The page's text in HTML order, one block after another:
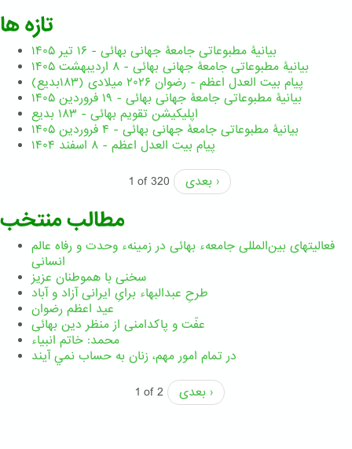
تازه ها
بیانیۀ مطبوعاتی جامعۀ جهانی بهائی - ۱۶ تیر ۱۴۰۵
بیانیۀ مطبوعاتی جامعۀ جهانی بهائی - ۸ اردیبهشت ۱۴۰۵
پیام بیت العدل اعظم - رضوان ۲۰۲۶ میلادی (۱۸۳بدیع)
بیانیۀ مطبوعاتی جامعۀ جهانی بهائی - ۱۹ فروردین ۱۴۰۵
اپلیکیشن تقویم بهائی - ۱۸۳ بدیع
بیانیۀ مطبوعاتی جامعۀ جهانی بهائی - ۴ فروردین ۱۴۰۵
پیام بیت العدل اعظم - ۸ اسفند ۱۴۰۴
1 of 320
بعدی ›
مطالب منتخب
فعالیتهای بین‌المللی جامعهء بهائی در زمینهء وحدت و رفاه عالم
انسانی
سخنی با هموطنان عزیز
طرحِ عبدالبهاء برایِ ایرانی آزاد و آباد
عید اعظم رضوان
عفّت و پاکدامنی از منظر دین بهائی
محمد: خاتم انبیاء
در تمام امور مهم،‌ زنان به حساب نمي آيند
1 of 2
بعدی ›